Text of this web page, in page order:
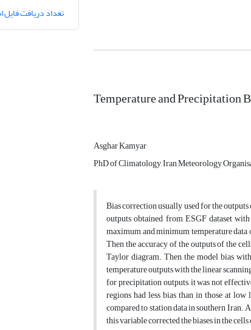
Temperature and Precipitation
Asghar Kamyar
PhD of Climatology, Iran Meteorology
Bias correction usually used for the
outputs obtained from ESGF dataset
maximum and minimum temperature
Then the accuracy of the outputs of the
Taylor diagram. Then, the model bias
temperature outputs with the linear
for precipitation outputs, it was not
regions had less bias than in those at
compared to station data in southern Iran.
this variable corrected the biases in the
تعداد دریافت فایل